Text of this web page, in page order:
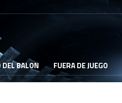
BALON FUERA DE JUEGO